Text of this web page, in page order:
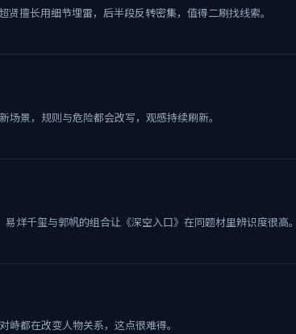
擅长用细节埋雷，后半段反转密集，值得二刷找线索。
景，规则与危险都会改写，观感持续刷新。
烊千玺与郭帆的组合让《深空入口》在同题材里辨识度很高。
都在改变人物关系，这点很难得。